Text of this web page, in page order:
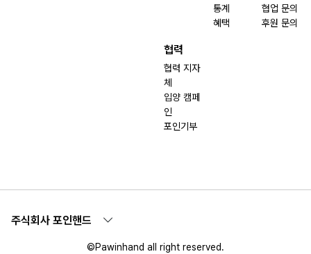
통계
혜택
협업 문의
후원 문의
협력
협력 지자
체
입양 캠페
인
포인기부
주식회사 포인핸드
©Pawinhand all right reserved.